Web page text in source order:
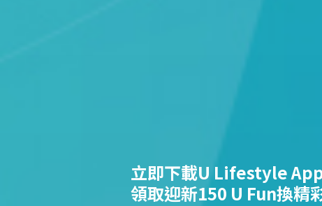
立即下載U Lifestyle
領取迎新150 U Fun換精